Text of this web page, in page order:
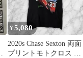
¥5,080
2020s Chase Sexton 両面
プリントモトクロス レ